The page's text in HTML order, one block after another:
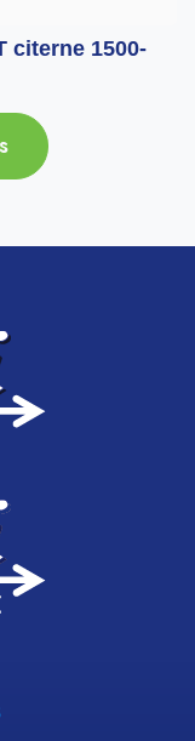
citerne 1500-